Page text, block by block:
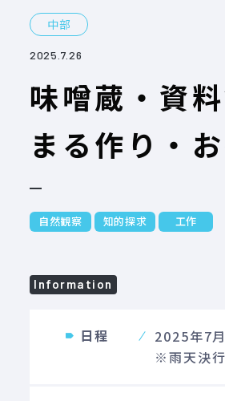
中部
2025.7.26
味噌蔵・資
まる作り・
自然観察 知的探求 工作
Information
日程
2025年7
※雨天決行